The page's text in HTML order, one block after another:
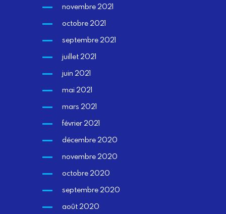
novembre 2021
octobre 2021
septembre 2021
juillet 2021
juin 2021
mai 2021
mars 2021
février 2021
décembre 2020
novembre 2020
octobre 2020
septembre 2020
août 2020